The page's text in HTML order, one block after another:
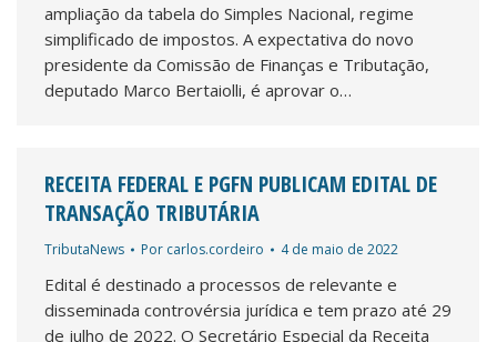
ampliação da tabela do Simples Nacional, regime
simplificado de impostos. A expectativa do novo
presidente da Comissão de Finanças e Tributação,
deputado Marco Bertaiolli, é aprovar o…
RECEITA FEDERAL E PGFN PUBLICAM EDITAL DE
TRANSAÇÃO TRIBUTÁRIA
TributaNews Por carlos.cordeiro 4 de maio de 2022
Edital é destinado a processos de relevante e
disseminada controvérsia jurídica e tem prazo até 29
de julho de 2022. O Secretário Especial da Receita